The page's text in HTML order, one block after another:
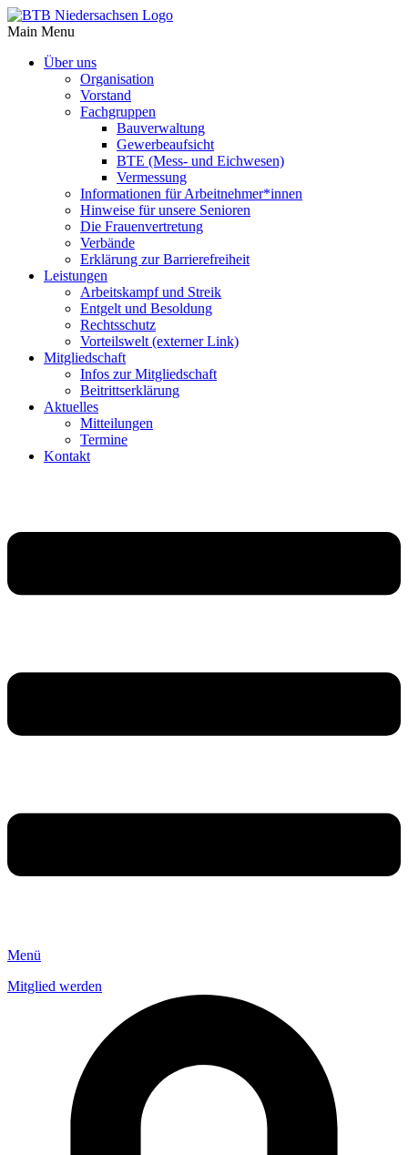
Main Menu
Über uns
Orga­ni­sa­tion
Vorstand
Fach­gruppen
Bauver­wal­tung
Gewer­be­auf­sicht
BTE (Mess- und Eichwesen)
Vermes­sung
Infor­ma­tionen für Arbeitnehmer*innen
Hinweise für unsere Senioren
Die Frau­en­ver­tre­tung
Verbände
Erklä­rung zur Barrierefreiheit
Leis­tungen
Arbeits­kampf und Streik
Entgelt und Besoldung
Rechts­schutz
Vorteils­welt (externer Link)
Mitglied­schaft
Infos zur Mitgliedschaft
Beitritts­er­klä­rung
Aktu­elles
Mittei­lungen
Termine
Kontakt
Menü
Mitglied werden